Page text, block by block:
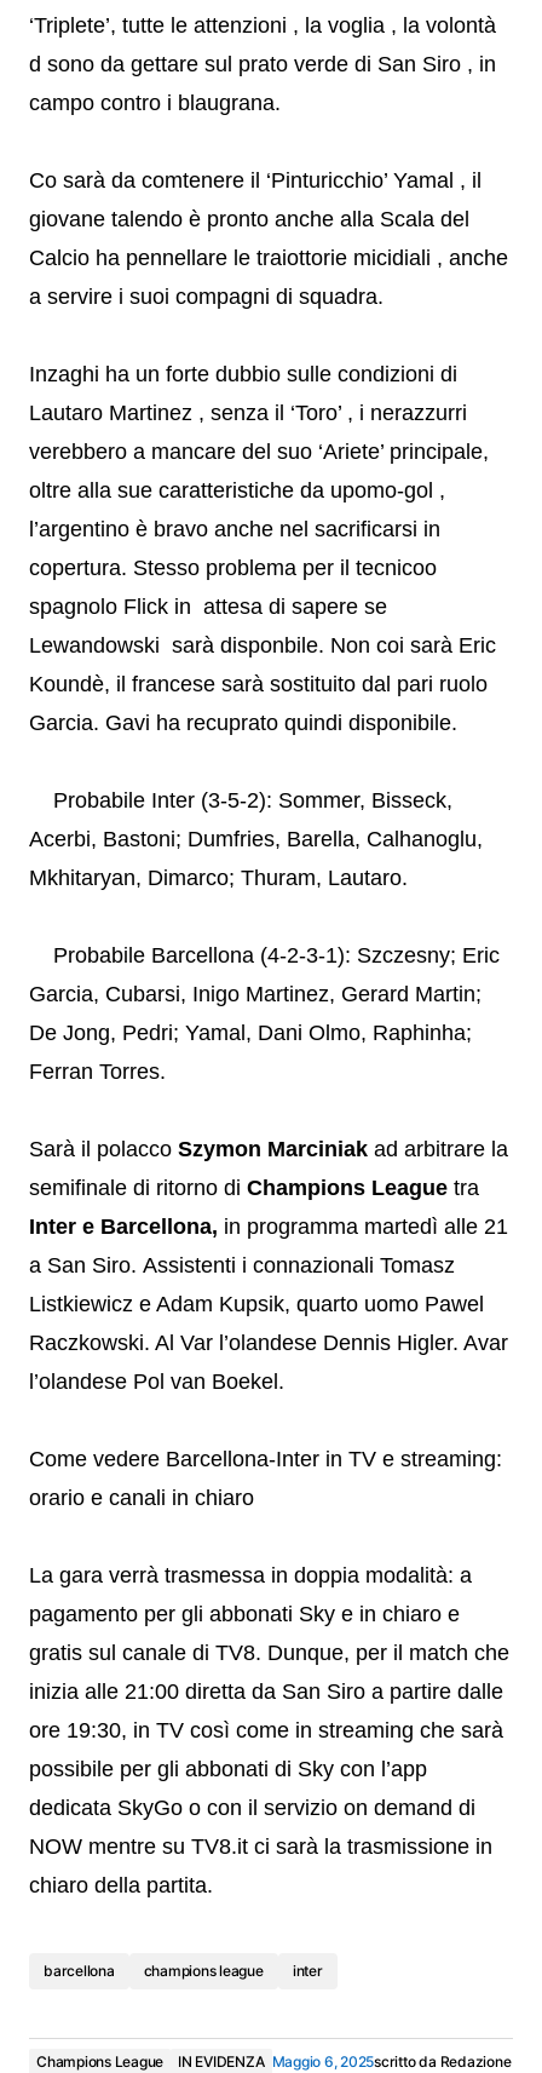
‘Triplete’, tutte le attenzioni , la voglia , la volontà
d sono da gettare sul prato verde di San Siro , in
campo contro i blaugrana.
Co sarà da comtenere il ‘Pinturicchio’ Yamal , il
giovane talendo è pronto anche alla Scala del
Calcio ha pennellare le traiottorie micidiali , anche
a servire i suoi compagni di squadra.
Inzaghi ha un forte dubbio sulle condizioni di
Lautaro Martinez , senza il ‘Toro’ , i nerazzurri
verebbero a mancare del suo ‘Ariete’ principale,
oltre alla sue caratteristiche da upomo-gol ,
l’argentino è bravo anche nel sacrificarsi in
copertura. Stesso problema per il tecnicoo
spagnolo Flick in attesa di sapere se
Lewandowski sarà disponbile. Non coi sarà Eric
Koundè, il francese sarà sostituito dal pari ruolo
Garcia. Gavi ha recuprato quindi disponibile.
Probabile Inter (3-5-2): Sommer, Bisseck,
Acerbi, Bastoni; Dumfries, Barella, Calhanoglu,
Mkhitaryan, Dimarco; Thuram, Lautaro.
Probabile Barcellona (4-2-3-1): Szczesny; Eric
Garcia, Cubarsi, Inigo Martinez, Gerard Martin;
De Jong, Pedri; Yamal, Dani Olmo, Raphinha;
Ferran Torres.
Sarà il polacco Szymon Marciniak ad arbitrare la
semifinale di ritorno di Champions League tra
Inter e Barcellona, in programma martedì alle 21
a San Siro. Assistenti i connazionali Tomasz
Listkiewicz e Adam Kupsik, quarto uomo Pawel
Raczkowski. Al Var l’olandese Dennis Higler. Avar
l’olandese Pol van Boekel.
Come vedere Barcellona-Inter in TV e streaming:
orario e canali in chiaro
La gara verrà trasmessa in doppia modalità: a
pagamento per gli abbonati Sky e in chiaro e
gratis sul canale di TV8. Dunque, per il match che
inizia alle 21:00 diretta da San Siro a partire dalle
ore 19:30, in TV così come in streaming che sarà
possibile per gli abbonati di Sky con l’app
dedicata SkyGo o con il servizio on demand di
NOW mentre su TV8.it ci sarà la trasmissione in
chiaro della partita.
barcellona champions league inter
Champions League IN EVIDENZA Maggio 6, 2025scritto da Redazione